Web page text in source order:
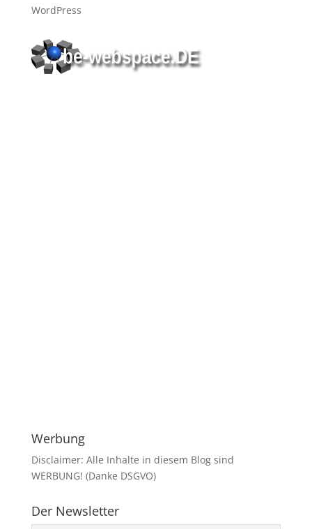
WordPress
Werbung
Disclaimer: Alle Inhalte in diesem Blog sind
WERBUNG! (Danke DSGVO)
Der Newsletter